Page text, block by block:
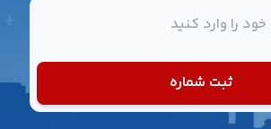
ثبت شماره